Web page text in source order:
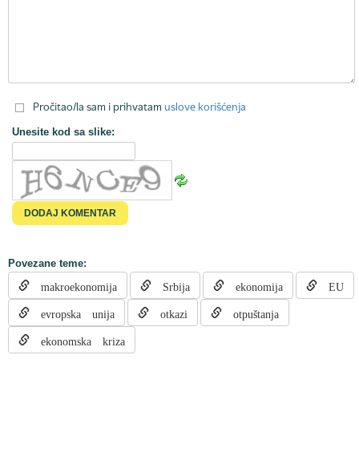
Pročitao/la sam i prihvatam uslove korišćenja
Unesite kod sa slike:
Povezane teme:
makroekonomija Srbija ekonomija EU
evropska unija otkazi otpuštanja
ekonomska kriza